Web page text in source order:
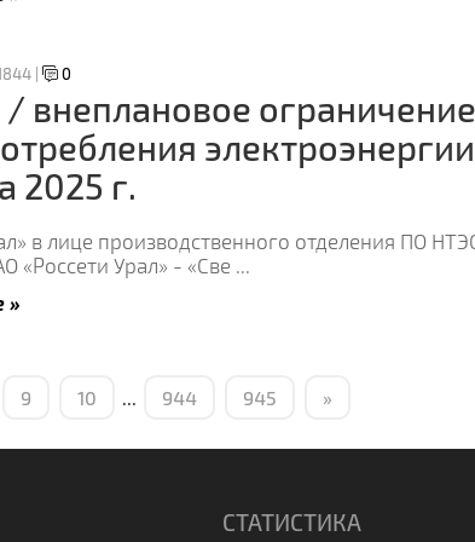
| 0
внеплановое ограничение
электроэнергии
2025 г.
в лице производственного отделения ПО
«Россети Урал» - «Све ...
»
9 10 ... 944 945 »
СТАТИСТИКА